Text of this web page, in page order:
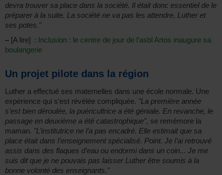
devra trouver sa place dans la société. Il était donc essentiel de le
préparer à la suite. La société ne va pas les attendre, Luther et
ses potes."
– [A lire] : Inclusion : le centre de jour de l’asbl Artos inaugure sa
boulangerie
Un projet pilote dans la région
Luther a effectué ses maternelles dans une école normale. Une
expérience qui s’est révélée compliquée. "La première année
s’est bien déroulée, la puéricultrice a été géniale. En revanche, le
passage en deuxième a été catastrophique", se remémore la
maman. "L’institutrice ne l’a pas encadré. Elle estimait que sa
place était dans l’enseignement spécialisé. Point. Je l’ai retrouvé
assis dans des flaques d’eau ou endormi dans un coin... Je me
suis dit que je ne pouvais pas laisser Luther être soumis à la
bonne volonté des enseignants."